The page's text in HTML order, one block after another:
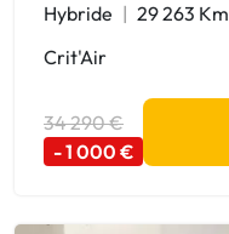
Hybride 29 263 Km
Crit'Air
34 290 €
- 1 000 €